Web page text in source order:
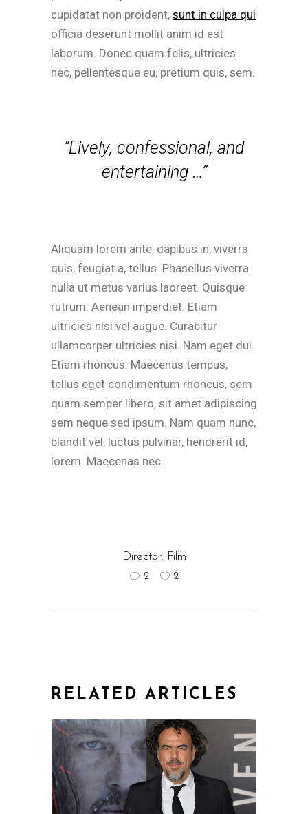
cupidatat non proident, sunt in culpa qui
officia deserunt mollit anim id est
laborum. Donec quam felis, ultricies
nec, pellentesque eu, pretium quis, sem.
“Lively, confessional, and
entertaining …”
Aliquam lorem ante, dapibus in, viverra
quis, feugiat a, tellus. Phasellus viverra
nulla ut metus varius laoreet. Quisque
rutrum. Aenean imperdiet. Etiam
ultricies nisi vel augue. Curabitur
ullamcorper ultricies nisi. Nam eget dui.
Etiam rhoncus. Maecenas tempus,
tellus eget condimentum rhoncus, sem
quam semper libero, sit amet adipiscing
sem neque sed ipsum. Nam quam nunc,
blandit vel, luctus pulvinar, hendrerit id,
lorem. Maecenas nec.
Director, Film
2 2
RELATED ARTICLES